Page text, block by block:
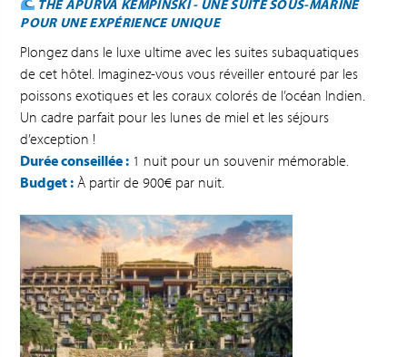
THE APURVA KEMPINSKI - UNE SUITE SOUS-MARINE
POUR UNE EXPÉRIENCE UNIQUE
Plongez dans le luxe ultime avec les suites subaquatiques
de cet hôtel. Imaginez-vous vous réveiller entouré par les
poissons exotiques et les coraux colorés de l’océan Indien.
Un cadre parfait pour les lunes de miel et les séjours
d’exception !
Durée conseillée : 1 nuit pour un souvenir mémorable.
Budget : À partir de 900€ par nuit.